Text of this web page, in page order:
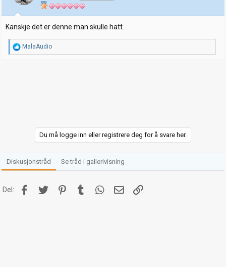
Kanskje det er denne man skulle hatt.
R
e
a
MalaAudio
Du må logge inn eller registrere deg for å svare her.
Diskusjonstråd Se tråd i gallerivisning
Del: Facebook
Twitter PinterestTumblr WhatsApp
E-postLink